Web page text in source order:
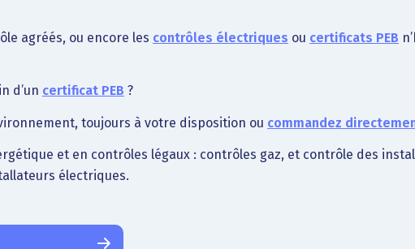
agréés, ou encore les contrôles électriques ou certificats PEB
d’un certificat PEB ?
toujours à votre disposition ou commandez
et en contrôles légaux : contrôles gaz, et contrôle des
électriques.